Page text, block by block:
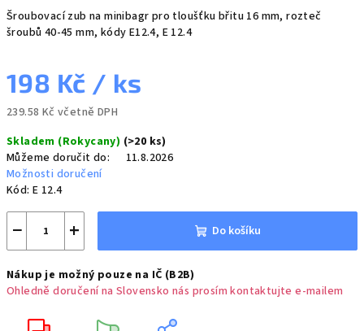
Šroubovací zub na minibagr pro tloušťku břitu 16 mm, rozteč
šroubů 40-45 mm, kódy E12.4, E 12.4
198 Kč / ks
239.58 Kč včetně DPH
cena:
Skladem (Rokycany) (>20 ks)
Můžeme doručit do:
11.8.2026
Možnosti doručení
Kód: E 12.4
+
− Do košíku
Nákup je možný pouze na IČ (B2B)
Ohledně doručení na Slovensko nás prosím kontaktujte e-mailem